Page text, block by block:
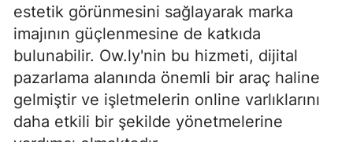
estetik görünmesini sağlayarak marka
imajının güçlenmesine de katkıda
bulunabilir. Ow.ly'nin bu hizmeti, dijital
pazarlama alanında önemli bir araç haline
gelmiştir ve işletmelerin online varlıklarını
daha etkili bir şekilde yönetmelerine